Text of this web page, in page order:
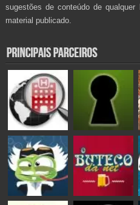
sugestões de conteúdo de qualquer
material publicado.